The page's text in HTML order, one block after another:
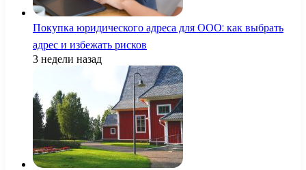
Покупка юридического адреса для ООО: как выбрать
адрес и избежать рисков
3 недели назад